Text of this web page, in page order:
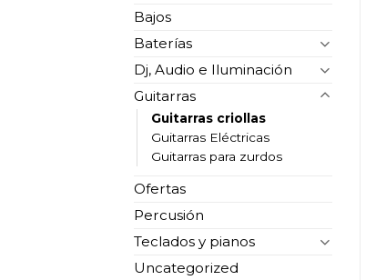
Bajos
Baterías
Dj, Audio e Iluminación
Guitarras
Guitarras criollas
Guitarras Eléctricas
Guitarras para zurdos
Ofertas
Percusión
Teclados y pianos
Uncategorized